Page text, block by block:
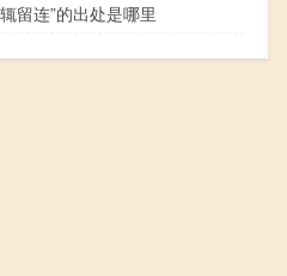
留连”的出处是哪里